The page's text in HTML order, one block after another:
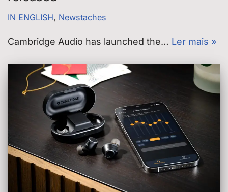
IN ENGLISH, Newstaches
Cambridge Audio has launched the… Ler mais »